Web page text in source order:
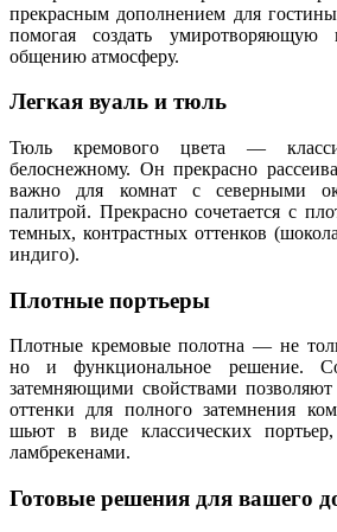
прекрасным дополнением для
помогая создать
общению атмосферу.
Легкая вуаль и тюль
Тюль кремового цвета —
белоснежному. Он прекрасно
важно для комнат с северными
палитрой. Прекрасно сочетается с
темных, контрастных оттенков
индиго).
Плотные портьеры
Плотные кремовые полотна — не
но и функциональное решение.
затемняющими свойствами позволяют
оттенки для полного затемнения
шьют в виде классических
ламбрекенами.
Готовые решения для вашего